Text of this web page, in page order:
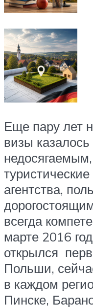
Еще пару лет
визы
агентства,
всегда
марте 2016
открылся
Польши,
в каждом
Пинске,